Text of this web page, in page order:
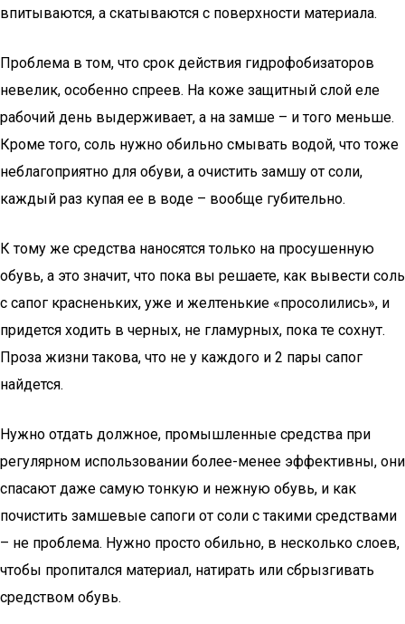
впитываются, а скатываются с поверхности материала.
Проблема в том, что срок действия гидрофобизаторов
невелик, особенно спреев. На коже защитный слой еле
рабочий день выдерживает, а на замше – и того меньше.
Кроме того, соль нужно обильно смывать водой, что тоже
неблагоприятно для обуви, а очистить замшу от соли,
каждый раз купая ее в воде – вообще губительно.
К тому же средства наносятся только на просушенную
обувь, а это значит, что пока вы решаете, как вывести соль
с сапог красненьких, уже и желтенькие «просолились», и
придется ходить в черных, не гламурных, пока те сохнут.
Проза жизни такова, что не у каждого и 2 пары сапог
найдется.
Нужно отдать должное, промышленные средства при
регулярном использовании более-менее эффективны, они
спасают даже самую тонкую и нежную обувь, и как
почистить замшевые сапоги от соли с такими средствами
– не проблема. Нужно просто обильно, в несколько слоев,
чтобы пропитался материал, натирать или сбрызгивать
средством обувь.